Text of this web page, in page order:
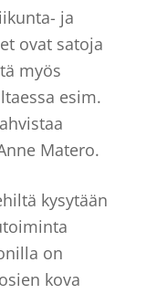
ja
ovat satoja
myös
esim.
Matero.
kysytään
on
kova